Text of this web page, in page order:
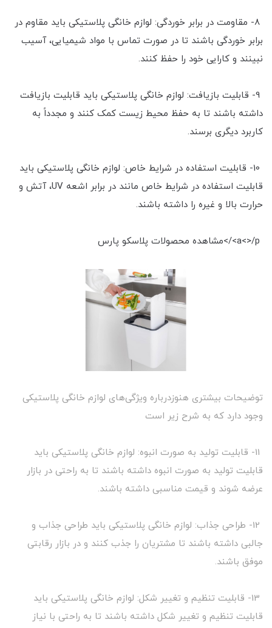
8- مقاومت در برابر خوردگی: لوازم خانگی پلاستیکی باید مقاوم در
برابر خوردگی باشند تا در صورت تماس با مواد شیمیایی، آسیب
نبینند و کارایی خود را حفظ کنند.
9- قابلیت بازیافت: لوازم خانگی پلاستیکی باید قابلیت بازیافت
داشته باشند تا به حفظ محیط زیست کمک کنند و مجدداً به
کاربرد دیگری برسند.
10- قابلیت استفاده در شرایط خاص: لوازم خانگی پلاستیکی باید
قابلیت استفاده در شرایط خاص مانند در برابر اشعه UV، آتش و
حرارت بالا و غیره را داشته باشند.
توضیحات بیشتری هنوزدرباره ویژگی‌های لوازم خانگی پلاستیکی
وجود دارد که به شرح زیر است
11- قابلیت تولید به صورت انبوه: لوازم خانگی پلاستیکی باید
قابلیت تولید به صورت انبوه داشته باشند تا به راحتی در بازار
عرضه شوند و قیمت مناسبی داشته باشند.
12- طراحی جذاب: لوازم خانگی پلاستیکی باید طراحی جذاب و
جالبی داشته باشند تا مشتریان را جذب کنند و در بازار رقابتی
موفق باشند.
13- قابلیت تنظیم و تغییر شکل: لوازم خانگی پلاستیکی باید
قابلیت تنظیم و تغییر شکل داشته باشند تا به راحتی با نیاز